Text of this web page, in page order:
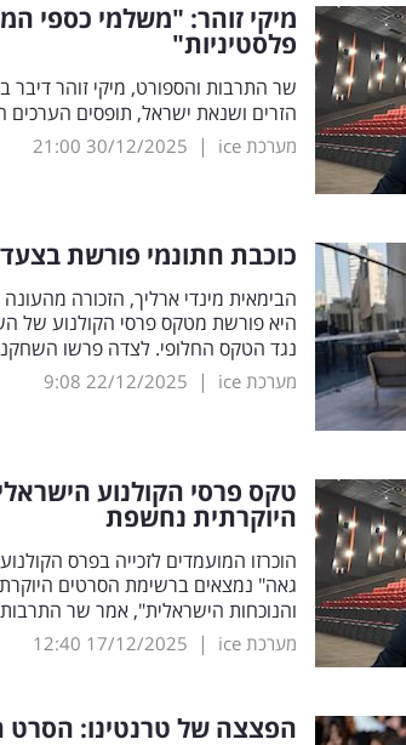
מיקי זוהר: "משלמי כספי
פלסטיניות"
שר התרבות והספורט, מיקי זוהר
הזרים ושנאת ישראל, תופסים הערכים
מערכת ice |
30/12/2025
21:00
כוכבת חתונמי פורשת
הבימאית מינדי ארליך, הזכורה
היא פורשת מטקס פרסי הקולנוע של
נגד הטקס החלופי. לצדה פרשו
מערכת ice |
22/12/2025
9:08
היוקרתית נחשפת
גאה" נמצאים ברשימת הסרטים
והנוכחות הישראלית", אמר שר התרבות
מערכת ice |
17/12/2025
12:40